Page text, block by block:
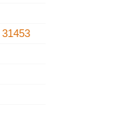
31453